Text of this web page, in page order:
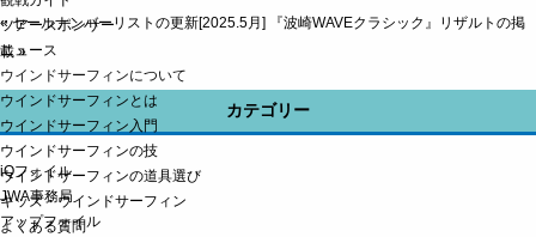
ツアースポンサー
ニュース
ウインドサーフィンについて
ウインドサーフィンとは
ウインドサーフィン入門
ウインドサーフィンの技
ウインドサーフィンの道具選び
キッズ・ウインドサーフィン
よくある質問
«セールナンバーリストの更新[2025.5月]
『波崎WAVEクラシック』リザルトの掲
載»
カテゴリー
iQフォイル
JWA事務局
アップフォイル